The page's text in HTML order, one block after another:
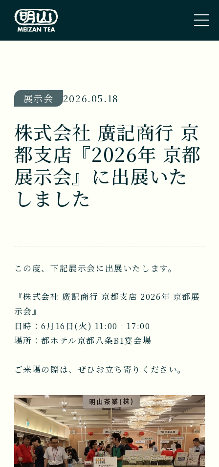
私たちのこと
ABOUT US
取扱商品
TEA
会社案内
お問い合わせ
CONTACT
展示会 2026.05.18
株式会社 廣記商行 京
都支店『2026年 京都
展示会』に出展いた
しました
この度、下記展示会に出展いたします。
『株式会社 廣記商行 京都支店 2026年 京都展
示会』
日時：6月16日(火) 11:00‐17:00
場所：都ホテル京都八条B1宴会場
ご来場の際は、ぜひお立ち寄りください。